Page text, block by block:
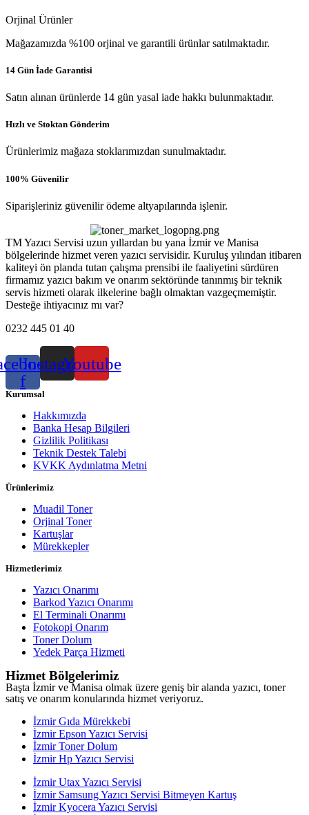
Orjinal Ürünler
Mağazamızda %100 orjinal ve garantili ürünlar satılmaktadır.
14 Gün İade Garantisi
Satın alınan ürünlerde 14 gün yasal iade hakkı bulunmaktadır.
Hızlı ve Stoktan Gönderim
Ürünlerimiz mağaza stoklarımızdan sunulmaktadır.
100% Güvenilir
Siparişleriniz güvenilir ödeme altyapılarında işlenir.
TM Yazıcı Servisi uzun yıllardan bu yana İzmir ve Manisa
bölgelerinde hizmet veren yazıcı servisidir. Kuruluş yılından itibaren
kaliteyi ön planda tutan çalışma prensibi ile faaliyetini sürdüren
firmamız yazıcı bakım ve onarım sektöründe tanınmış bir teknik
servis hizmeti olarak ilkelerine bağlı olmaktan vazgeçmemiştir.
Desteğe ihtiyacınız mı var?
0232 445 01 40
f
InstagramYoutube
Kurumsal
Hakkımızda
Banka Hesap Bilgileri
Gizlilik Politikası
Teknik Destek Talebi
KVKK Aydınlatma Metni
Ürünlerimiz
Muadil Toner
Orjinal Toner
Kartuşlar
Mürekkepler
Hizmetlerimiz
Yazıcı Onarımı
Barkod Yazıcı Onarımı
El Terminali Onarımı
Fotokopi Onarım
Toner Dolum
Yedek Parça Hizmeti
Hizmet Bölgelerimiz
Başta İzmir ve Manisa olmak üzere geniş bir alanda yazıcı, toner
satış ve onarım konularında hizmet veriyoruz.
İzmir Gıda Mürekkebi
İzmir Epson Yazıcı Servisi
İzmir Toner Dolum
İzmir Hp Yazıcı Servisi
İzmir Utax Yazıcı Servisi
İzmir Samsung Yazıcı Servisi Bitmeyen Kartuş
İzmir Kyocera Yazıcı Servisi